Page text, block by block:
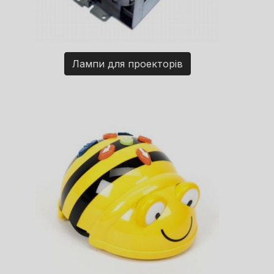
Лампи для проекторів